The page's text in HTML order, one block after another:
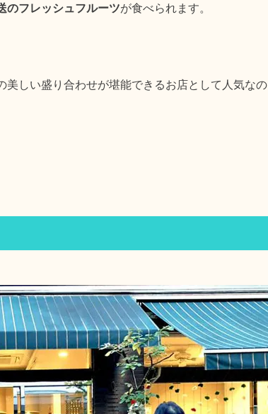
のフレッシュフルーツが食べられます。
しい盛り合わせが堪能できるお店として人気なの